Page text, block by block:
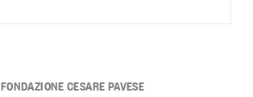
FONDAZIONE CESARE PAVESE